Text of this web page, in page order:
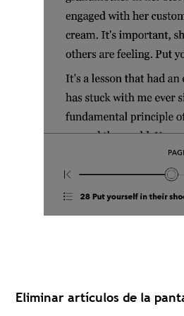
Eliminar artículos de la